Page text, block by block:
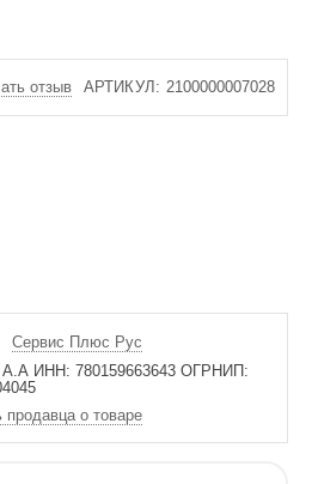
отзыв АРТИКУЛ: 2100000007028
Сервис Плюс Рус
А.А ИНН: 780159663643 ОГРНИП:
продавца о товаре